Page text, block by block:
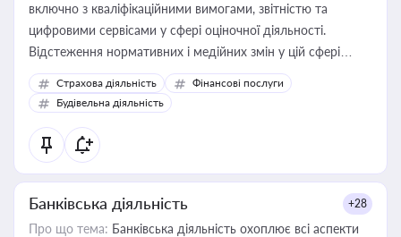
включно з кваліфікаційними вимогами, звітністю та
цифровими сервісами у сфері оціночної діяльності.
Відстеження нормативних і медійних змін у цій сфері
корисне для власника бізнесу, керівника, юриста або
бухгалтера під час оподаткування, приватизації, оренди
державного майна, корпоративних угод і перевірки
статусу суб'єктів оціночної діяльності
Страхова діяльність
Фінансові послуги
Будівельна діяльність
Банківська діяльність +28
Про що тема: Банківська діяльність охоплює всі аспекти